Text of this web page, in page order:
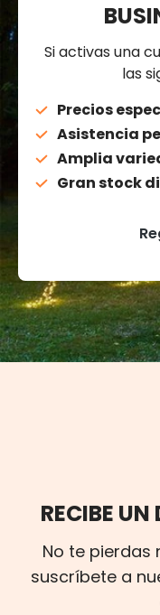
Si activas una
las
Precios
Asistencia
Amplia
Gran stock
RECIBE UN
No te pierdas
suscríbete a